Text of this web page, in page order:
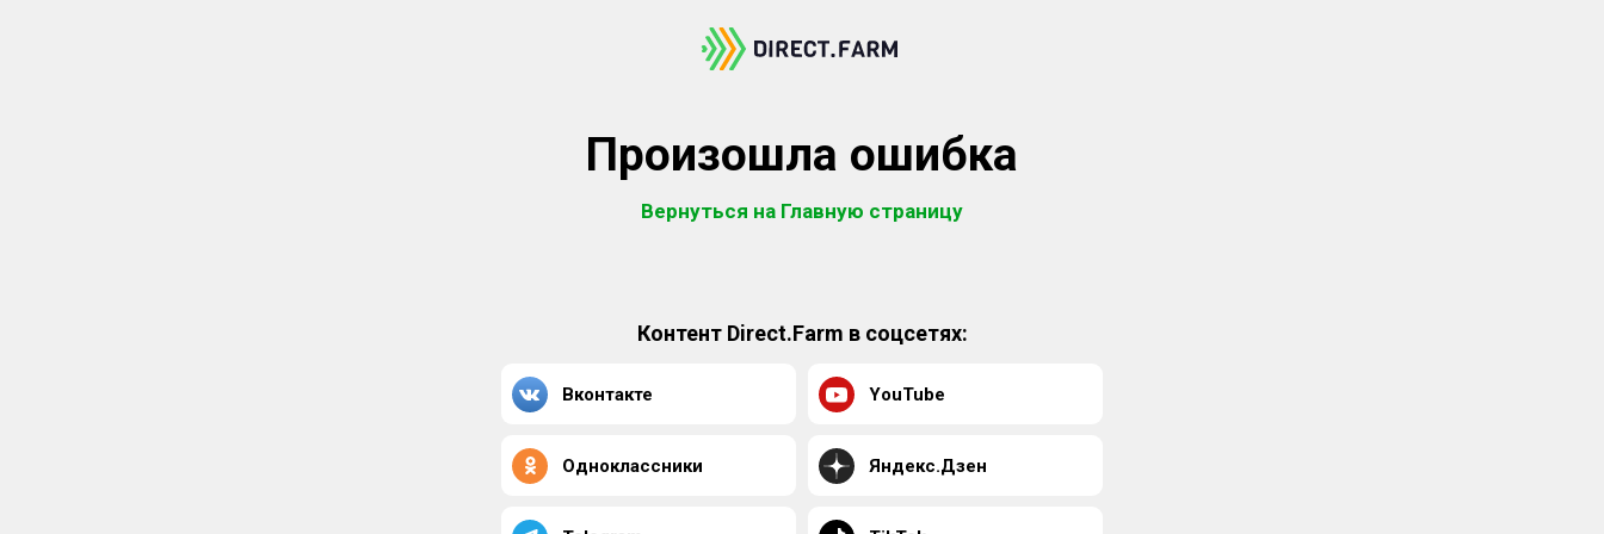
Произошла ошибка
Вернуться на Главную страницу
Контент Direct.Farm в соцсетях:
Вконтакте YouTube
Одноклассники Яндекс.Дзен